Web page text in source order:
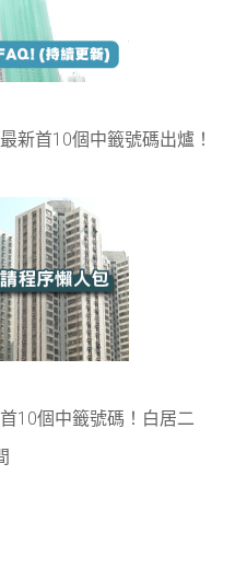
新首10個中籤號碼出爐！
10個中籤號碼！白居二